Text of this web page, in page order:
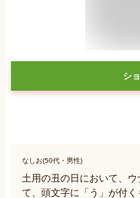
シ
なしお(50代・男性)
土用の丑の日において、
て、頭文字に「う」が付